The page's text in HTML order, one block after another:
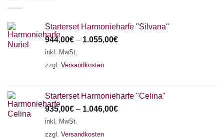
Starterset Harmonieharfe "Silvana"
944,00€ – 1.055,00€
inkl. MwSt.
zzgl. Versandkosten
Starterset Harmonieharfe "Celina"
935,00€ – 1.046,00€
inkl. MwSt.
zzgl. Versandkosten